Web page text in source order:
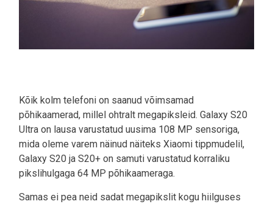
Kõik kolm telefoni on saanud võimsamad
põhikaamerad, millel ohtralt megapiksleid. Galaxy S20
Ultra on lausa varustatud uusima 108 MP sensoriga,
mida oleme varem näinud näiteks Xiaomi tippmudelil,
Galaxy S20 ja S20+ on samuti varustatud korraliku
pikslihulgaga 64 MP põhikaameraga.
Samas ei pea neid sadat megapikslit kogu hiilguses